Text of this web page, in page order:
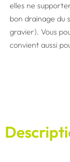
elles ne
bon drainage du
gravier). Vous
convient aussi